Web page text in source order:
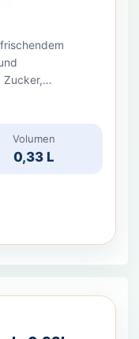
Zucker,
(0,3%),
Aroma,
Certified. Mehr
Volumen
0,33 L